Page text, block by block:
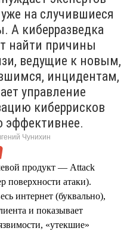
на случившиеся
А киберразведка
найти причины
ведущие к новым,
инцидентам,
управление
киберрисков
эффективнее.
Чунихин
продукт — Attack
поверхности атаки).
интернет (буквально),
и показывает
«утекшие»